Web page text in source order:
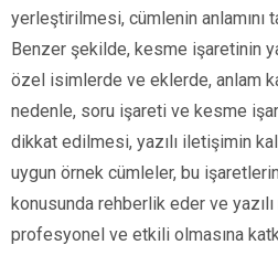
yerleştirilmesi, cümlenin anlamını
Benzer şekilde, kesme işaretinin
özel isimlerde ve eklerde, anlam
nedenle, soru işareti ve kesme
dikkat edilmesi, yazılı iletişimin
uygun örnek cümleler, bu
konusunda rehberlik eder ve
profesyonel ve etkili olmasına